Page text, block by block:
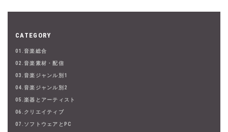
CATEGORY
01.音楽総合
02.音楽素材・配信
03.音楽ジャンル別1
04.音楽ジャンル別2
05.楽器とアーティスト
06.クリエイティブ
07.ソフトウェアとPC